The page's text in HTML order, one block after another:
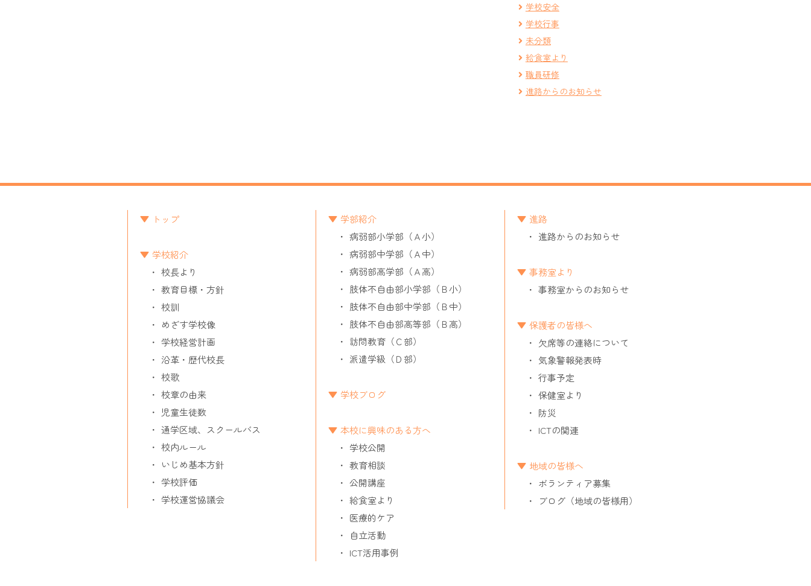
学校安全
学校行事
未分類
給食室より
職員研修
進路からのお知らせ
トップ
学校紹介
校長より
教育目標・方針
校訓
めざす学校像
学校経営計画
沿革・歴代校長
校歌
校章の由来
児童生徒数
通学区域、スクールバス
校内ルール
いじめ基本方針
学校評価
学校運営協議会
学部紹介
病弱部小学部（Ａ小）
病弱部中学部（Ａ中）
病弱部高学部（Ａ高）
肢体不自由部小学部（Ｂ小）
肢体不自由部中学部（Ｂ中）
肢体不自由部高等部（Ｂ高）
訪問教育（Ｃ部）
派遣学級（Ｄ部）
学校ブログ
本校に興味のある方へ
学校公開
教育相談
公開講座
給食室より
医療的ケア
自立活動
ICT活用事例
進路
進路からのお知らせ
事務室より
事務室からのお知らせ
保護者の皆様へ
欠席等の連絡について
気象警報発表時
行事予定
保健室より
防災
ICTの関連
地域の皆様へ
ボランティア募集
ブログ（地域の皆様用）